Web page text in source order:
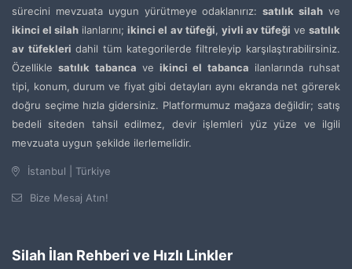
sürecini mevzuata uygun yürütmeye odaklanırız:satılık silah ve
ikinci el silah ilanlarını;ikinci el av tüfeği, yivli av tüfeği vesatılık
av tüfekleri dahil tüm kategorilerde filtreleyip karşılaştırabilirsiniz.
Özelliklesatılık tabanca ve ikinci el tabanca ilanlarında ruhsat
tipi, konum, durum ve fiyat gibi detayları aynı ekranda net görerek
doğru seçime hızla gidersiniz. Platformumuz mağaza değildir; satış
bedeli siteden tahsil edilmez, devir işlemleri yüz yüze ve ilgili
mevzuata uygun şekilde ilerlemelidir.
İstanbul | Türkiye
Bize Mesaj Atın!
Silah İlan Rehberi ve Hızlı Linkler